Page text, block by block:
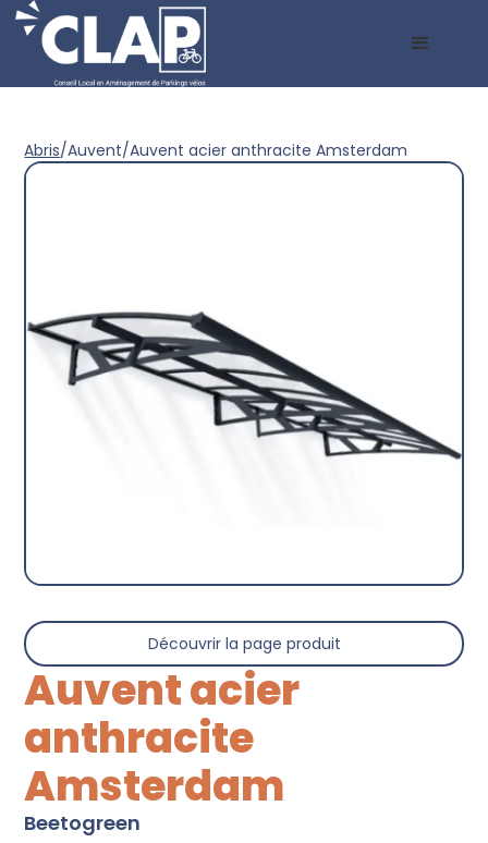
Abris/Auvent/Auvent acier anthracite Amsterdam
Découvrir la page produit
Auvent acier
anthracite
Amsterdam
Beetogreen